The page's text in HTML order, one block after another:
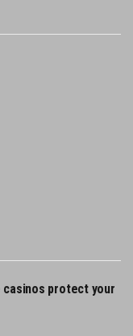
casinos protect your